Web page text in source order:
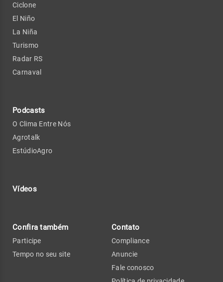
Ciclone
El Niño
La Niña
Turismo
Radar RS
Carnaval
Podcasts
O Clima Entre Nós
Agrotalk
EstúdioAgro
Vídeos
Confira também
Participe
Tempo no seu site
Contato
Compliance
Anuncie
Fale conosco